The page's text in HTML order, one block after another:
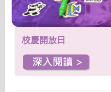
校慶開放日